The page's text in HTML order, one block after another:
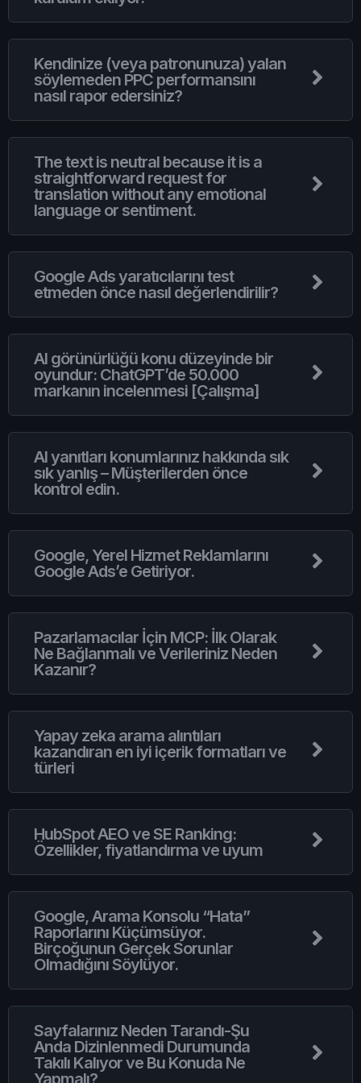
Kendinize (veya patronunuza) yalan
söylemeden PPC performansını
nasıl rapor edersiniz?
The text is neutral because it is a
straightforward request for
translation without any emotional
language or sentiment.
Google Ads yaratıcılarını test
etmeden önce nasıl değerlendirilir?
AI görünürlüğü konu düzeyinde bir
oyundur: ChatGPT’de 50.000
markanın incelenmesi [Çalışma]
AI yanıtları konumlarınız hakkında sık
sık yanlış – Müşterilerden önce
kontrol edin.
Google, Yerel Hizmet Reklamlarını
Google Ads’e Getiriyor.
Pazarlamacılar İçin MCP: İlk Olarak
Ne Bağlanmalı ve Verileriniz Neden
Kazanır?
Yapay zeka arama alıntıları
kazandıran en iyi içerik formatları ve
türleri
HubSpot AEO ve SE Ranking:
Özellikler, fiyatlandırma ve uyum
Google, Arama Konsolu “Hata”
Raporlarını Küçümsüyor.
Birçoğunun Gerçek Sorunlar
Olmadığını Söylüyor.
Sayfalarınız Neden Tarandı-Şu
Anda Dizinlenmedi Durumunda
Takılı Kalıyor ve Bu Konuda Ne
Yapmalı?